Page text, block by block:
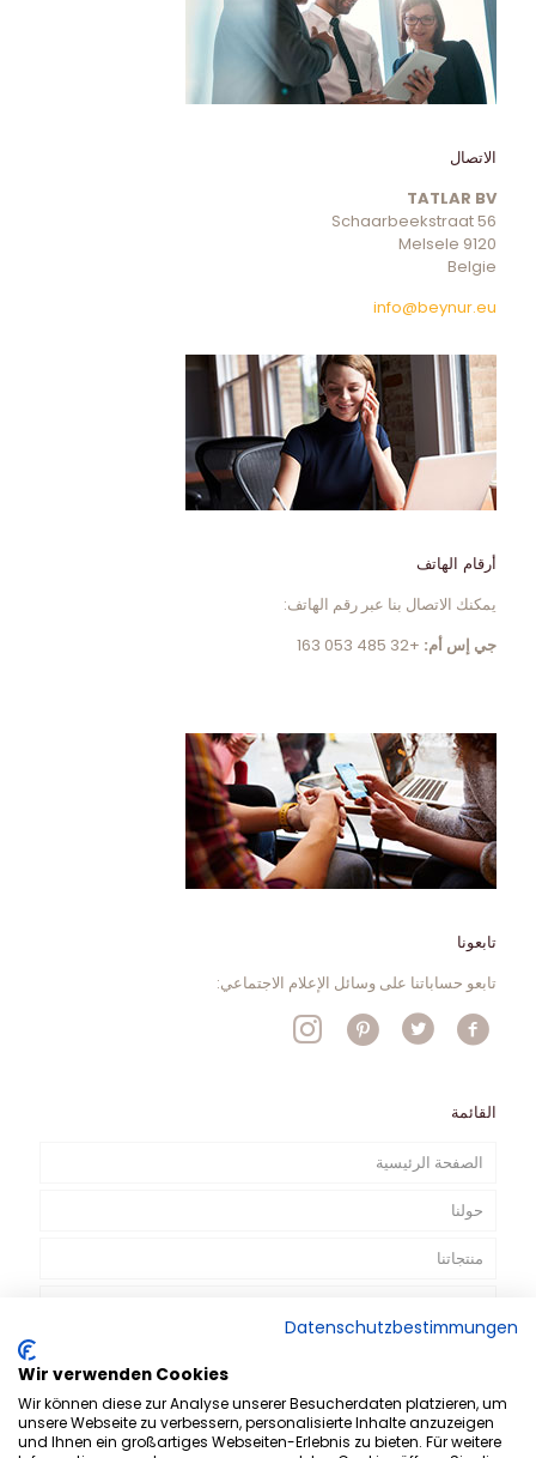
الاتصال
TATLAR BV
Schaarbeekstraat 56
9120 Melsele
Belgie
info@beynur.eu
أرقام الهاتف
يمكنك الاتصال بنا عبر رقم الهاتف:
جي إس أم: +32 485 053 163
تابعونا
تابعو حساباتنا على وسائل الإعلام الاجتماعي:
القائمة
الصفحة الرئيسية
حولنا
منتجاتنا
AR
Datenschutzbestimmungen
Wir verwenden Cookies
Wir können diese zur Analyse unserer Besucherdaten platzieren, um
unsere Webseite zu verbessern, personalisierte Inhalte anzuzeigen
und Ihnen ein großartiges Webseiten-Erlebnis zu bieten. Für weitere